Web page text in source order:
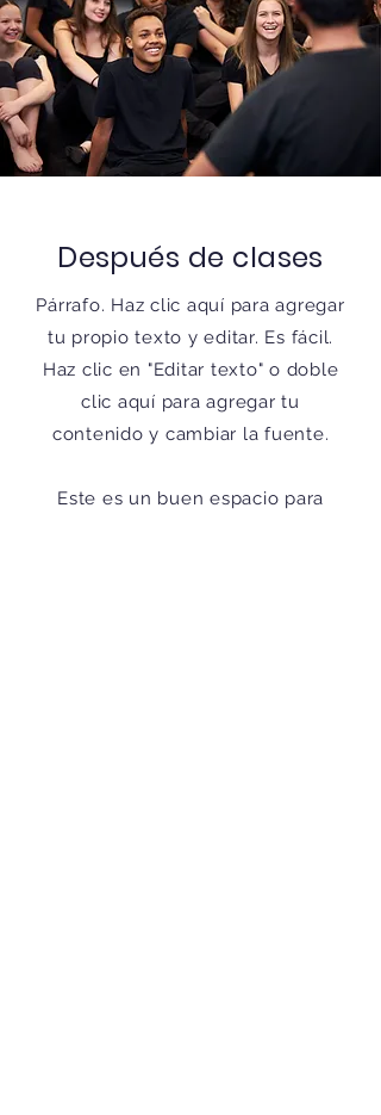
Después de clases
Párrafo. Haz clic aquí para agregar
tu propio texto y editar. Es fácil.
Haz clic en "Editar texto" o doble
clic aquí para agregar tu
contenido y cambiar la fuente.
Este es un buen espacio para